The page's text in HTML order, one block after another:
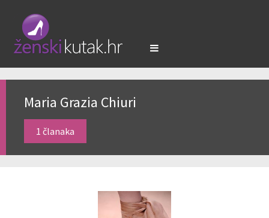
Maria Grazia Chiuri
1 članaka